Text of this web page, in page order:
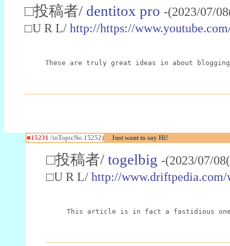
□投稿者/ dentitox pro -(2023/07/
□U R L/ http://https://
These are truly great ideas in about
■15231 /inTopicNo.15252) Just want to say Hi!
□投稿者/ togelbig -(2023/07/
□U R L/ http://
This article is in fact a fastidious one